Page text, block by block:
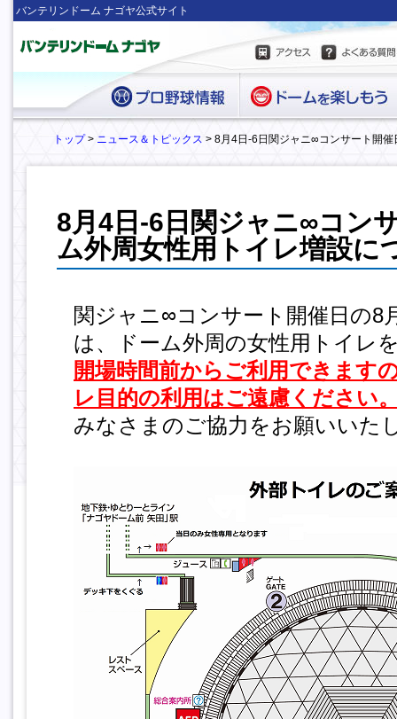
バンテリンドーム ナゴヤ公式サイト
トップ> ニュース＆トピックス > 8月4日-6日関ジャニ∞コンサート開
8月4日-6日関ジャニ∞コン
ム外周女性用トイレ増設に
関ジャニ∞コンサート開催日の8
は、ドーム外周の女性用トイレ
開場時間前からご利用できます
レ目的の利用はご遠慮ください
みなさまのご協力をお願いいた